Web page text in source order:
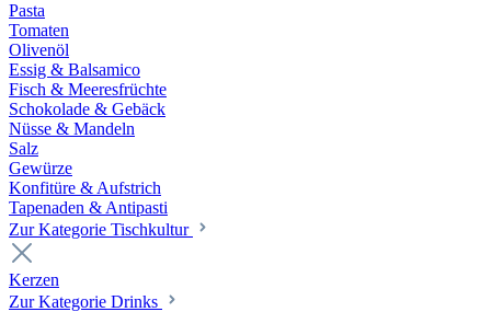
Pasta
Tomaten
Olivenöl
Essig & Balsamico
Fisch & Meeresfrüchte
Schokolade & Gebäck
Nüsse & Mandeln
Salz
Gewürze
Konfitüre & Aufstrich
Tapenaden & Antipasti
Zur Kategorie Tischkultur
Kerzen
Zur Kategorie Drinks